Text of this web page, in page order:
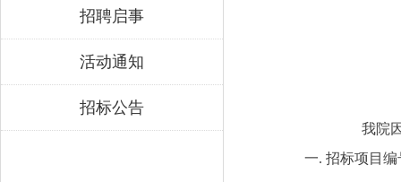
招聘启事
活动通知
招标公告
我院
一. 招标项目编